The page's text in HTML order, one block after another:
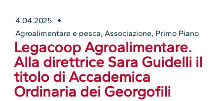
4.04.2025
Agroalimentare e pesca, Associazione, Primo Piano
Legacoop Agroalimentare.
Alla direttrice Sara Guidelli il
titolo di Accademica
Ordinaria dei Georgofili